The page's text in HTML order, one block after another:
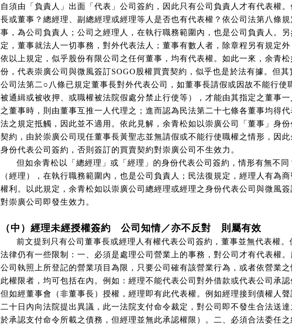
自須由「負責人」出面「代表」公司簽約，因此只有公司負責人才有代表權
長或董事？總經理、副總經理或經理等人是否也有代表權？依公司法第八條
事，為公司負責人；公司之經理人，在執行職務範圍內，也是公司負責人。
定，董事就法人一切事務，對外代表法人；董事有數人者，除章程另有規定外
依以上規定，似乎股份有限公司之任何董事，均有代表權。如此一來，余青
份，代表崇廣公司與微風簽訂SOGO 股權買賣契約，似乎也是於法有據。但其
公司法第二○八條已規定董事長對外代表公司，如董事長請假或因故不能行使
被通緝或被收押、或職權被法院假處分禁止行使等），才能由其指定之董事
之董事時，則由董事互推一人代理之；進而認為民法第二十七條各董事均得
法之規定抵觸，因此並不適用。依此見解，余青松如以崇廣公司「董事」身
契約，由於崇廣公司現任董事長黃聖志並無請假或不能行使職權之情形，因此
身份代表公司簽約，否則簽訂的買賣契約對崇廣公司不生效力。
但如余青松以「總經理」或「經理」的身份代表公司簽約，情形有無不
（經理），在執行職務範圍內，也是公司負責人；民法復規定，經理人有為
權利。以此規定，余青松如以崇廣公司總經理或經理之身份代表公司與微風
對崇廣公司即發生效力。
（中）經理未經授權簽約 公司知情／亦不反對 則屬有效
前文提到只有公司董事長或經理人有權代表公司簽約，董事並無代表權。
法律仍有一些限制：一、必須是處理公司營業上的事務，對公司才有代表權
公司執照上所登記的營業項目為限，只要公司確有該營業行為，或者依營業
此權限者，均可包括在內。例如：經理不能代表公司對外借款或代表公司承認
但如經董事會（非董事長）授權，經理即有此代表權。例如經理接到債權人
二十日內向法院提出異議，此一法院支付命令裁定，對公司即不發生合法送
於承認支付命令所載之債務，但經理並無此承認權限）。二、必須合法委任